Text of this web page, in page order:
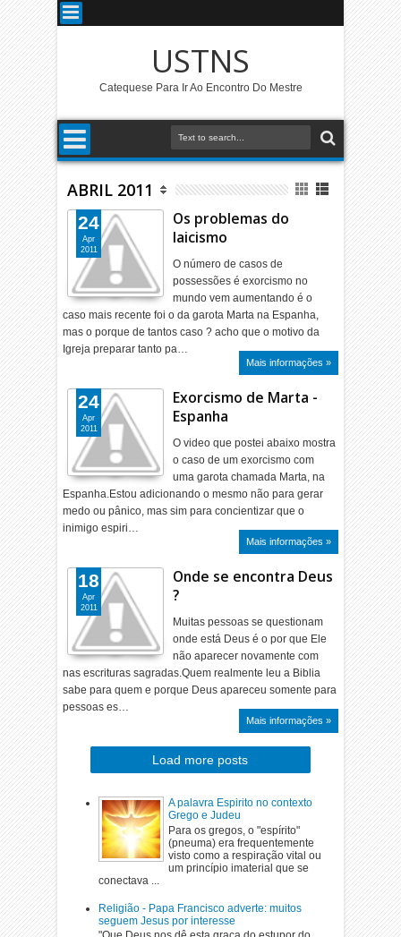
USTNS
Catequese Para Ir Ao Encontro Do Mestre
ABRIL 2011
Os problemas do
laicismo
O número de casos de
possessões é exorcismo no
mundo vem aumentando é o
caso mais recente foi o da garota Marta na Espanha,
mas o porque de tantos caso ? acho que o motivo da
Igreja preparar tanto pa…
Mais informações »
24
Apr
2011
Exorcismo de Marta -
Espanha
O video que postei abaixo mostra
o caso de um exorcismo com
uma garota chamada Marta, na
Espanha.Estou adicionando o mesmo não para gerar
medo ou pânico, mas sim para concientizar que o
inimigo espiri…
Mais informações »
24
Apr
2011
Onde se encontra Deus
?
Muitas pessoas se questionam
onde está Deus é o por que Ele
não aparecer novamente com
nas escrituras sagradas.Quem realmente leu a Biblia
sabe para quem e porque Deus apareceu somente para
pessoas es…
Mais informações »
18
Apr
2011
Load more posts
A palavra Espirito no contexto
Grego e Judeu
Para os gregos, o "espírito"
(pneuma) era frequentemente
visto como a respiração vital ou
um princípio imaterial que se
conectava ...
Religião - Papa Francisco adverte: muitos
seguem Jesus por interesse